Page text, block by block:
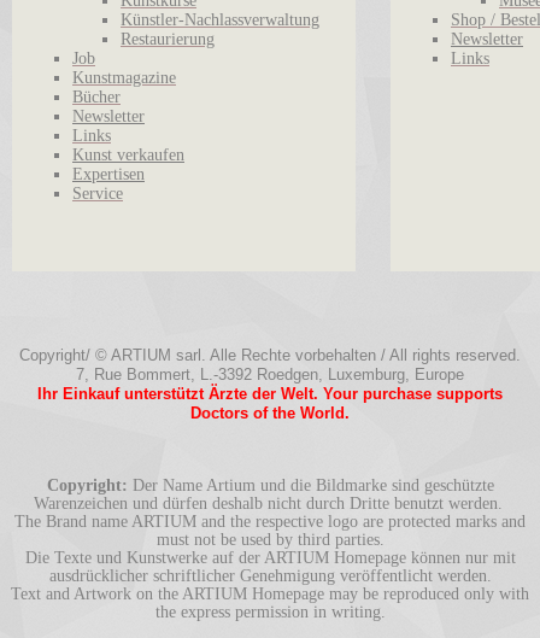
Künstler-Nachlassverwaltung
Restaurierung
Job
Kunstmagazine
Bücher
Newsletter
Links
Kunst verkaufen
Expertisen
Service
Shop /
Newsletter
Links
Copyright/ © ARTIUM sarl. Alle Rechte vorbehalten / All rights reserved.
7, Rue Bommert, L.-3392 Roedgen, Luxemburg, Europe
Ihr Einkauf unterstützt Ärzte der Welt. Your purchase supports
Doctors of the World.
Copyright: Der Name Artium und die Bildmarke sind geschützte
Warenzeichen und dürfen deshalb nicht durch Dritte benutzt werden.
The Brand name ARTIUM and the respective logo are protected marks and
must not be used by third parties.
Die Texte und Kunstwerke auf der ARTIUM Homepage können nur mit
ausdrücklicher schriftlicher Genehmigung veröffentlicht werden.
Text and Artwork on the ARTIUM Homepage may be reproduced only with
the express permission in writing.